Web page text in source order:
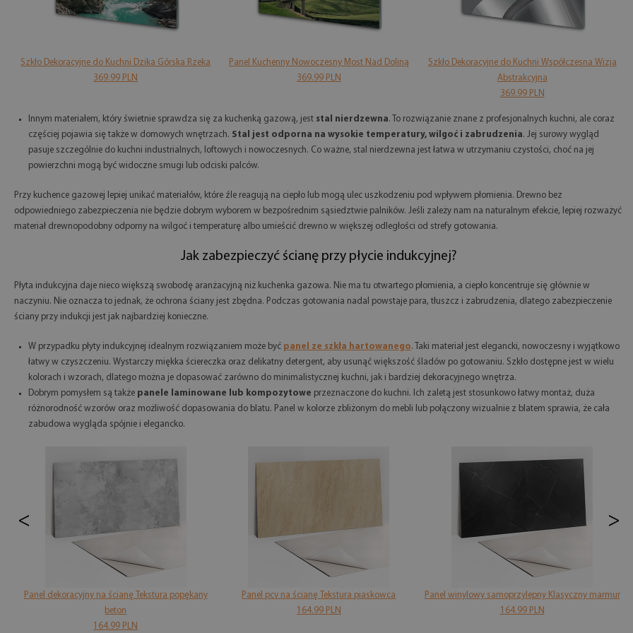
Szkło Dekoracyjne do Kuchni Dzika Górska Rzeka
369.99 PLN
Panel Kuchenny Nowoczesny Most Nad Doliną
369.99 PLN
Szkło Dekoracyjne do Kuchni Współczesna Wizja
Abstrakcyjna
369.99 PLN
Innym materiałem, który świetnie sprawdza się za kuchenką gazową, jest stal nierdzewna. To rozwiązanie znane z profesjonalnych kuchni, ale coraz
częściej pojawia się także w domowych wnętrzach. Stal jest odporna na wysokie temperatury, wilgoć i zabrudzenia. Jej surowy wygląd
pasuje szczególnie do kuchni industrialnych, loftowych i nowoczesnych. Co ważne, stal nierdzewna jest łatwa w utrzymaniu czystości, choć na jej
powierzchni mogą być widoczne smugi lub odciski palców.
Przy kuchence gazowej lepiej unikać materiałów, które źle reagują na ciepło lub mogą ulec uszkodzeniu pod wpływem płomienia. Drewno bez
odpowiedniego zabezpieczenia nie będzie dobrym wyborem w bezpośrednim sąsiedztwie palników. Jeśli zależy nam na naturalnym efekcie, lepiej rozważyć
materiał drewnopodobny odporny na wilgoć i temperaturę albo umieścić drewno w większej odległości od strefy gotowania.
Jak zabezpieczyć ścianę przy płycie indukcyjnej?
Płyta indukcyjna daje nieco większą swobodę aranżacyjną niż kuchenka gazowa. Nie ma tu otwartego płomienia, a ciepło koncentruje się głównie w
naczyniu. Nie oznacza to jednak, że ochrona ściany jest zbędna. Podczas gotowania nadal powstaje para, tłuszcz i zabrudzenia, dlatego zabezpieczenie
ściany przy indukcji jest jak najbardziej konieczne.
W przypadku płyty indukcyjnej idealnym rozwiązaniem może być panel ze szkła hartowanego. Taki materiał jest elegancki, nowoczesny i wyjątkowo
łatwy w czyszczeniu. Wystarczy miękka ściereczka oraz delikatny detergent, aby usunąć większość śladów po gotowaniu. Szkło dostępne jest w wielu
kolorach i wzorach, dlatego można je dopasować zarówno do minimalistycznej kuchni, jak i bardziej dekoracyjnego wnętrza.
Dobrym pomysłem są także panele laminowane lub kompozytowe przeznaczone do kuchni. Ich zaletą jest stosunkowo łatwy montaż, duża
różnorodność wzorów oraz możliwość dopasowania do blatu. Panel w kolorze zbliżonym do mebli lub połączony wizualnie z blatem sprawia, że cała
zabudowa wygląda spójnie i elegancko.
Panel dekoracyjny na ścianę Tekstura popękany
beton
164.99 PLN
Panel pcv na ścianę Tekstura piaskowca
164.99 PLN
Panel winylowy samoprzylepny Klasyczny marmur
164.99 PLN
< >